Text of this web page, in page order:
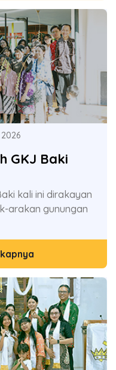
GKJ Baki
kali ini dirakayan
arakan gunungan